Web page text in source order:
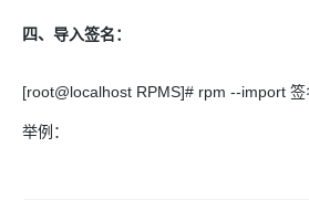
四、导入签名：
[root@localhost RPMS]# rpm --import 签
举例：